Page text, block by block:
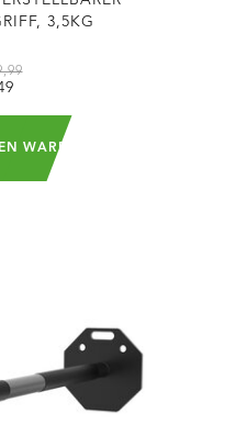
3,5KG
WARENKORB